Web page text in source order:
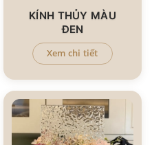
KÍNH THỦY MÀU
ĐEN
Xem chi tiết